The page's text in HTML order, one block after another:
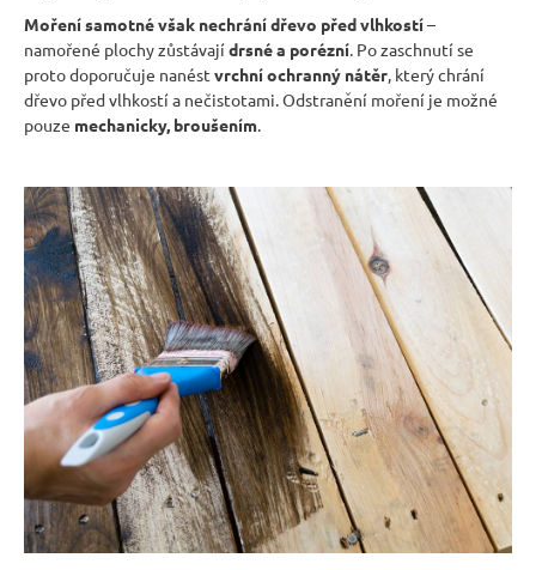
Moření samotné však nechrání dřevo před vlhkostí–
namořené plochy zůstávajídrsné a porézní. Po zaschnutí se
proto doporučuje nanést vrchní ochranný nátěr, který chrání
dřevo před vlhkostí a nečistotami. Odstranění moření je možné
pouze mechanicky, broušením.